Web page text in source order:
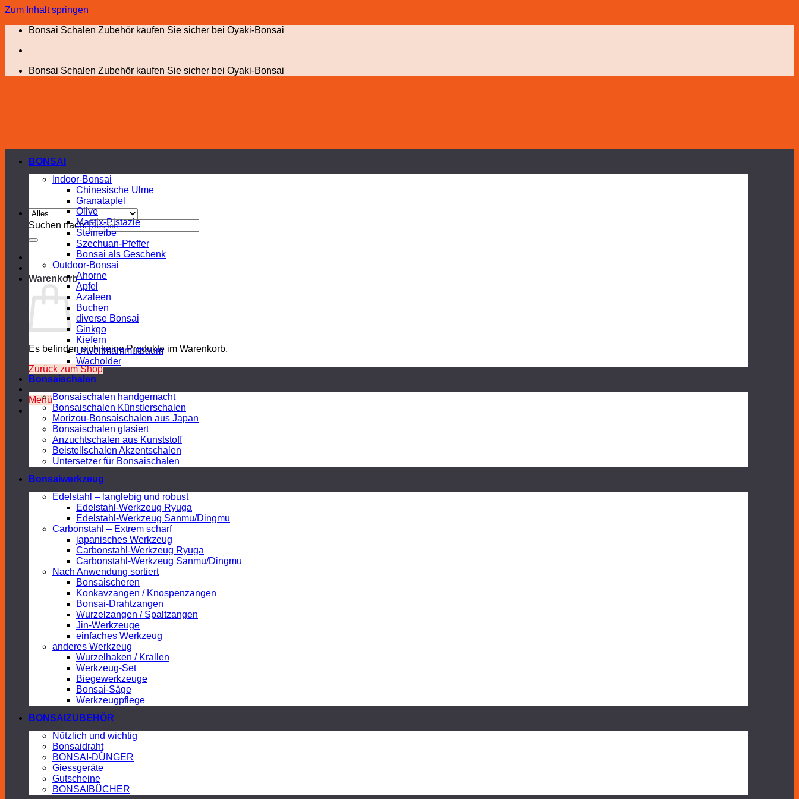
Zum Inhalt springen
Bonsai Schalen Zubehör kaufen Sie sicher bei Oyaki-Bonsai
Bonsai Schalen Zubehör kaufen Sie sicher bei Oyaki-Bonsai
Suchen nach:
Warenkorb
Es befinden sich keine Produkte im Warenkorb.
Zurück zum Shop
Menü
BONSAI
Indoor-Bonsai
Chinesische Ulme
Granatapfel
Olive
Mastix-Pistazie
Steineibe
Szechuan-Pfeffer
Bonsai als Geschenk
Outdoor-Bonsai
Ahorne
Apfel
Azaleen
Buchen
diverse Bonsai
Ginkgo
Kiefern
Urweltmammutbaum
Wacholder
Bonsaischalen
Bonsaischalen handgemacht
Bonsaischalen Künstlerschalen
Morizou-Bonsaischalen aus Japan
Bonsaischalen glasiert
Anzuchtschalen aus Kunststoff
Beistellschalen Akzentschalen
Untersetzer für Bonsaischalen
Bonsaiwerkzeug
Edelstahl – langlebig und robust
Edelstahl-Werkzeug Ryuga
Edelstahl-Werkzeug Sanmu/Dingmu
Carbonstahl – Extrem scharf
japanisches Werkzeug
Carbonstahl-Werkzeug Ryuga
Carbonstahl-Werkzeug Sanmu/Dingmu
Nach Anwendung sortiert
Bonsaischeren
Konkavzangen / Knospenzangen
Bonsai-Drahtzangen
Wurzelzangen / Spaltzangen
Jin-Werkzeuge
einfaches Werkzeug
anderes Werkzeug
Wurzelhaken / Krallen
Werkzeug-Set
Biegewerkzeuge
Bonsai-Säge
Werkzeugpflege
BONSAIZUBEHÖR
Nützlich und wichtig
Bonsaidraht
BONSAI-DÜNGER
Giessgeräte
Gutscheine
BONSAIBÜCHER